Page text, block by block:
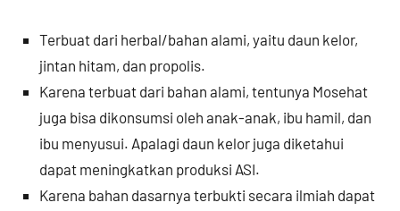
Terbuat dari herbal/bahan alami, yaitu daun kelor,
jintan hitam, dan propolis.
Karena terbuat dari bahan alami, tentunya Mosehat
juga bisa dikonsumsi oleh anak-anak, ibu hamil, dan
ibu menyusui. Apalagi daun kelor juga diketahui
dapat meningkatkan produksi ASI.
Karena bahan dasarnya terbukti secara ilmiah dapat